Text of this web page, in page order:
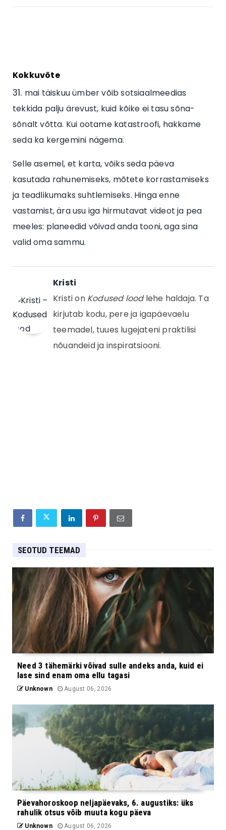
Kokkuvõte
mai täiskuu ümber võib sotsiaalmeedias
tekkida palju ärevust, kuid kõike ei tasu sõna-
sõnalt võtta. Kui ootame katastroofi, hakkame
seda ka kergemini nägema.
Selle asemel, et karta, võiks seda päeva
kasutada rahunemiseks, mõtete korrastamiseks
ja teadlikumaks suhtlemiseks. Hinga enne
vastamist, ära usu iga hirmutavat videot ja pea
meeles: planeedid võivad anda tooni, aga sina
valid oma sammu.
Kristi
Kristi on Kodused loodlehe haldaja. Ta
kirjutab kodu, pere ja igapäevaelu
teemadel, tuues lugejateni praktilisi
nõuandeid ja inspiratsiooni.
SEOTUD TEEMAD
Need 3 tähemärki võivad sulle andeks anda, kuid ei
lase sind enam oma ellu tagasi
Unknown August 06, 2026
Päevahoroskoop neljapäevaks, 6. augustiks: üks
rahulik otsus võib muuta kogu päeva
Unknown August 06, 2026